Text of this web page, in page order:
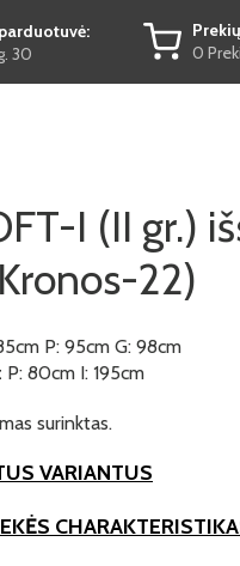
30
0
I (II gr.)
22)
P: 95cm G: 98cm
P: 80cm I: 195cm
surinktas.
VARIANTUS